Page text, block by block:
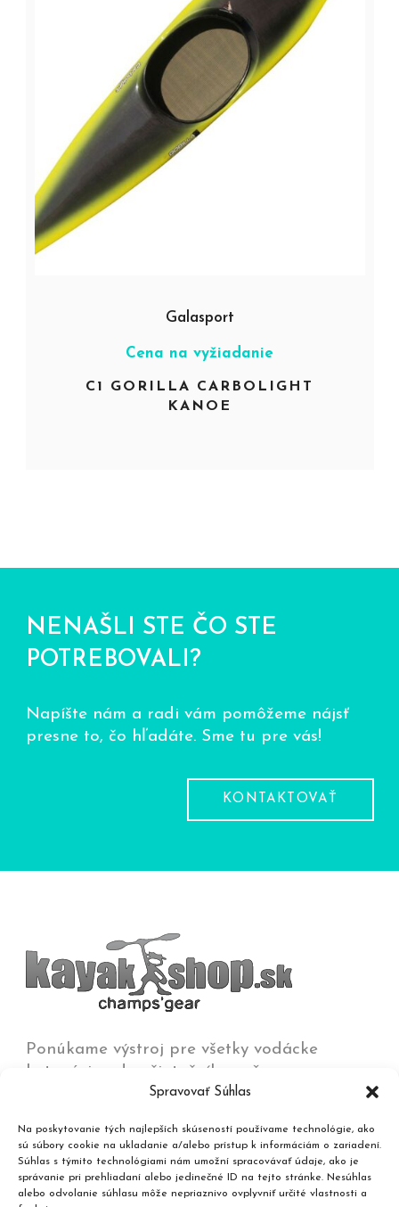
Spravovať Súhlas
Na poskytovanie tých najlepších skúseností používame technológie, ako
sú súbory cookie na ukladanie a/alebo prístup k informáciám o zariadení.
Súhlas s týmito technológiami nám umožní spracovávať údaje, ako je
správanie pri prehliadaní alebo jedinečné ID na tejto stránke. Nesúhlas
alebo odvolanie súhlasu môže nepriaznivo ovplyvniť určité vlastnosti a
Galasport
Cena na vyžiadanie
C1 GORILLA CARBOLIGHT
KANOE
NENAŠLI STE ČO STE
POTREBOVALI?
Napíšte nám a radi vám pomôžeme nájsť
presne to, čo hľadáte. Sme tu pre vás!
KONTAKTOVAŤ
Ponúkame výstroj pre všetky vodácke
kategórie od začiatočníkov až po
olympijských víťazov na všetkých typoch vôd
najdivokejšie rieky, umelé trate a moria.
Kontakt